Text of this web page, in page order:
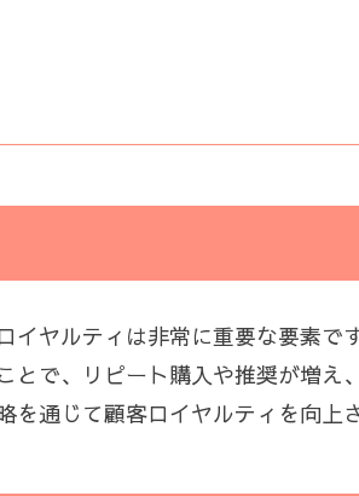
ヤルティは非常に重要な要素です
で、リピート購入や推奨が増え
を通じて顧客ロイヤルティを向上